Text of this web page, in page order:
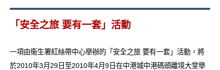
服務範圍
「安全之旅 要有一套」活動
一項由衞生署紅絲帶中心舉辦的「安全之旅 要有一套」活動，將
於2010年3月29日至2010年4月9日在中港城中港碼頭離境大堂舉